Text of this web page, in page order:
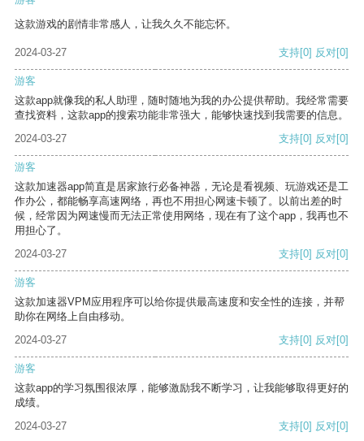
这款游戏的剧情非常感人，让我久久不能忘怀。
2024-03-27 支持[0] 反对[0]
游客
这款app就像我的私人助理，随时随地为我的办公提供帮助。我经常需要
查找资料，这款app的搜索功能非常强大，能够快速找到我需要的信息。
2024-03-27
支持[0] 反对[0]
游客
这款加速器app简直是居家旅行必备神器，无论是看视频、玩游戏还是工
作办公，都能畅享高速网络，再也不用担心网速卡顿了。以前出差的时
候，经常因为网速慢而无法正常使用网络，现在有了这个app，我再也不
用担心了。
2024-03-27
支持[0] 反对[0]
游客
这款加速器VPM应用程序可以给你提供最高速度和安全性的连接，并帮
助你在网络上自由移动。
2024-03-27
支持[0] 反对[0]
游客
这款app的学习氛围很浓厚，能够激励我不断学习，让我能够取得更好的
成绩。
2024-03-27
支持[0] 反对[0]